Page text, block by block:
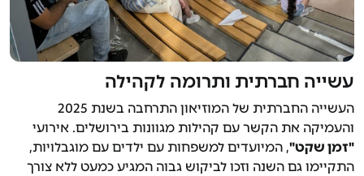
עשייה חברתית ותרומה לקהילה
העשייה החברתית של המוזיאון התרחבה בשנת 2025
והעמיקה את הקשר עם קהילות מגוונות בירושלים. אירועי
"זמן שקט", המיועדים למשפחות עם ילדים עם מוגבלויות,
התקיימו גם השנה וזכו לביקוש גבוה המגיע כמעט ללא צורך